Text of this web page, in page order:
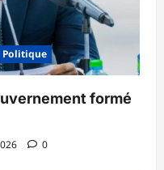
Politique
formé
0